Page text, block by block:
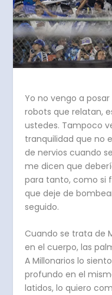
Yo no vengo a
robots que relatan,
ustedes. Tampoco
tranquilidad que no
de nervios cuando
me dicen que
para tanto, como si
que deje de
seguido.
Cuando se trata de
en el cuerpo, las
A Millonarios lo
profundo en el
latidos, lo quiero